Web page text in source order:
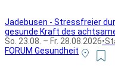
Jadebusen - Stressfreier
gesunde Kraft des
So. 23.08. – Fr. 28.08.2026•
FORUM Gesundheit